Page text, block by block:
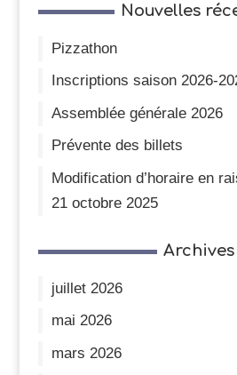
Nouvelles
Pizzathon
Inscriptions saison 2026-
Assemblée générale 2026
Prévente des billets
Modification d’horaire en
21 octobre 2025
Archives
juillet 2026
mai 2026
mars 2026